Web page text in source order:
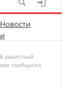
Новости
ракетный
сообщили